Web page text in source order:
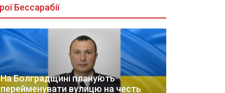
Бессарабії
На Болградщині планують
перейменувати вулицю на честь